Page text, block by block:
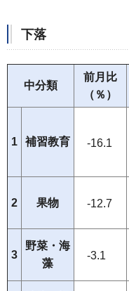
下落
中分類
前月比
（％）
1 補習教育 -16.1
2 果物 -12.7
3
野菜・海
藻
-3.1